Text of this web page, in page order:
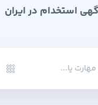
استخدام در ایران